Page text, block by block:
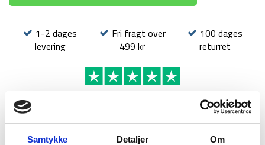
Samtykke Detaljer Om
1-2 dages
levering
Fri fragt over
499 kr
100 dages
returret
BESKRIVELSE
YDERLIGERE INFORMATION